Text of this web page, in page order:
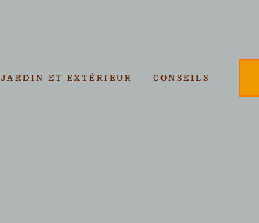
JARDIN ET EXTÉRIEUR CONSEILS